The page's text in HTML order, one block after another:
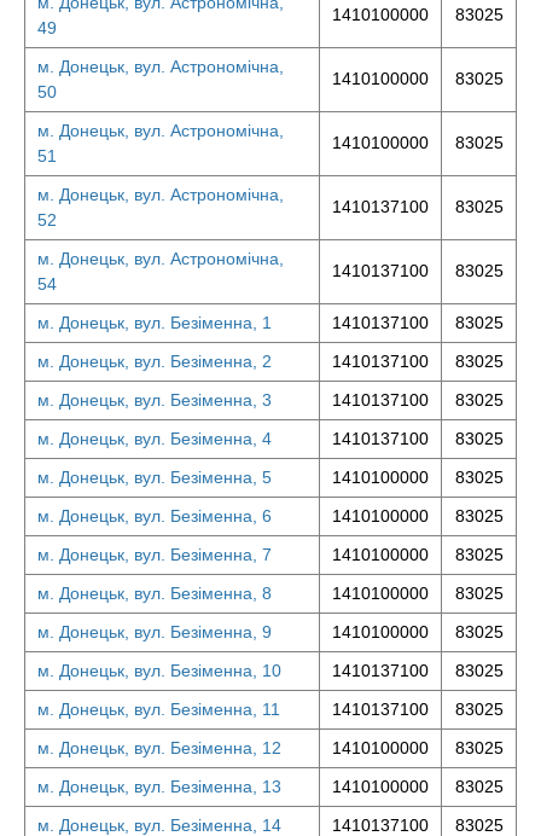
49
1410100000 83025
м. Донецьк, вул. Астрономічна,
50
1410100000 83025
м. Донецьк, вул. Астрономічна,
51
1410100000 83025
м. Донецьк, вул. Астрономічна,
52
1410137100 83025
м. Донецьк, вул. Астрономічна,
54
1410137100 83025
м. Донецьк, вул. Безіменна, 1 1410137100
83025
м. Донецьк, вул. Безіменна, 2
1410137100
83025
м. Донецьк, вул. Безіменна, 3
1410137100
83025
м. Донецьк, вул. Безіменна, 4
1410137100
83025
м. Донецьк, вул. Безіменна, 5
1410100000
83025
м. Донецьк, вул. Безіменна, 6
1410100000
83025
м. Донецьк, вул. Безіменна, 7
1410100000
83025
м. Донецьк, вул. Безіменна, 8
1410100000
83025
м. Донецьк, вул. Безіменна, 9
1410100000
83025
м. Донецьк, вул. Безіменна, 10
1410137100
83025
м. Донецьк, вул. Безіменна, 11
1410137100
83025
м. Донецьк, вул. Безіменна, 12
1410100000
83025
м. Донецьк, вул. Безіменна, 13
1410100000
83025
м. Донецьк, вул. Безіменна, 14
1410137100
83025